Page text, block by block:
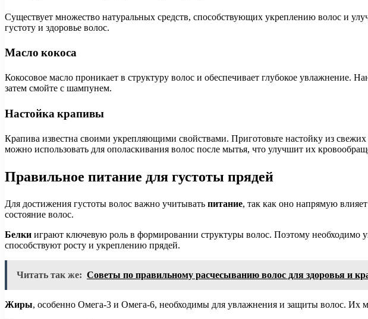
Существует множество натуральных средств, способствующих укреплению волос и
густоту и здоровье волос.
Масло кокоса
Кокосовое масло проникает в структуру волос и обеспечивает глубокое увлажнение.
затем смойте с шампунем.
Настойка крапивы
Крапива известна своими укрепляющими свойствами. Приготовьте настойку из
можно использовать для ополаскивания волос после мытья, что улучшит их
Правильное питание для густоты прядей
Для достижения густоты волос важно учитывать питание, так как оно напрямую
состояние волос.
Белки играют ключевую роль в формировании структуры волос. Поэтому необходимо
способствуют росту и укреплению прядей.
Читать так же: Советы по правильному расчесыванию волос для здоровья и
Жиры, особенно Омега-3 и Омега-6, необходимы для увлажнения и защиты волос. Их